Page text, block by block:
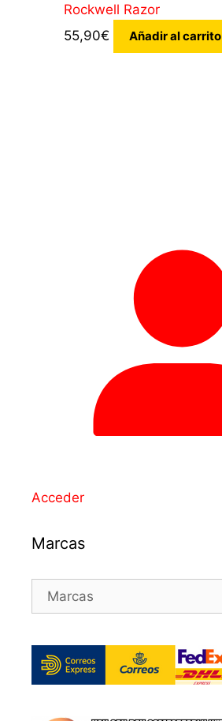
Rockwell Razor
55,90€ Añadir al carrito
Acceder
Marcas